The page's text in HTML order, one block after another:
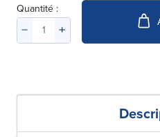
Quantité :